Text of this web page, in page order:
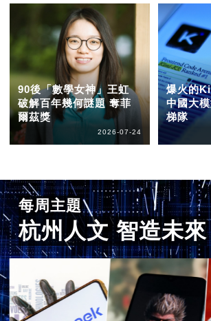
90後「數學女神」王虹
破解百年幾何謎題 奪菲
爾茲獎
2026-07-24
爆火的
中國大
梯隊
每周主題
杭州人文 智造未來